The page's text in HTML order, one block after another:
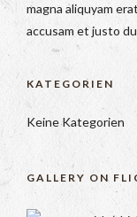
magna aliquyam
accusam et justo
KATEGORIEN
Keine Kategorien
GALLERY ON